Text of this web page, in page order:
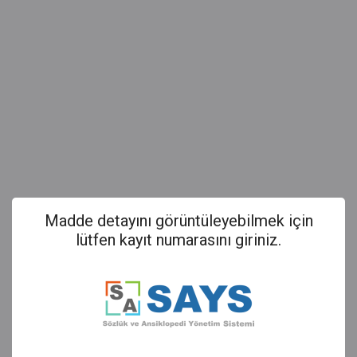
Madde detayını görüntüleyebilmek için
lütfen kayıt numarasını giriniz.